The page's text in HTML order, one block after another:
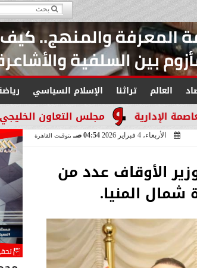
العالم تراثنا الإسلام السياسي
مجلس التعاون الخليجي يجدد
الأربعاء، 4 فبراير 2026 04:54 صـ بتوقيت القاهرة
الأوقاف عدد من
شمال المنيا.